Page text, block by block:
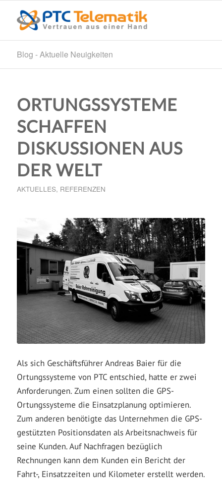
Blog - Aktuelle Neuigkeiten
ORTUNGSSYSTEME
SCHAFFEN
DISKUSSIONEN AUS
DER WELT
AKTUELLES, REFERENZEN
Als sich Geschäftsführer Andreas Baier für die
Ortungssysteme von PTC entschied, hatte er zwei
Anforderungen. Zum einen sollten die GPS-
Ortungssysteme die Einsatzplanung optimieren.
Zum anderen benötigte das Unternehmen die GPS-
gestützten Positionsdaten als Arbeitsnachweis für
seine Kunden. Auf Nachfragen bezüglich
Rechnungen kann dem Kunden ein Bericht der
Fahrt-, Einsatzzeiten und Kilometer erstellt werden.